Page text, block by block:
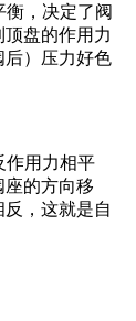
，决定了阀
顶盘的作用力
阀后）压力好色
作用力相平
座的方向移
，这就是自